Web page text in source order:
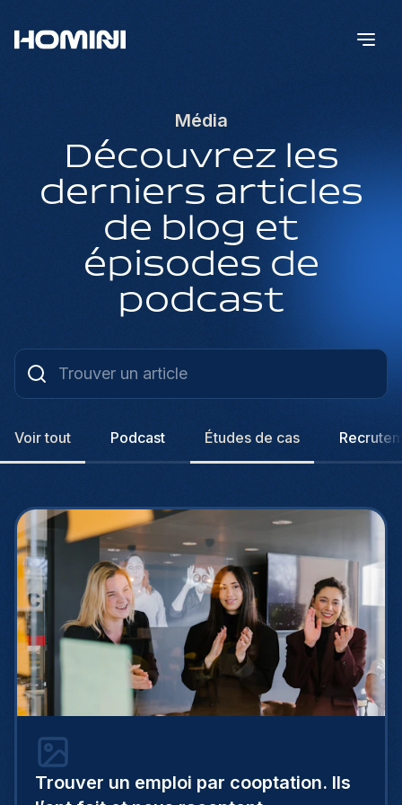
Média
Découvrez les
derniers articles
de blog et
épisodes de
podcast
Voir tout Podcast Études de cas
Trouver un emploi par cooptation. Ils